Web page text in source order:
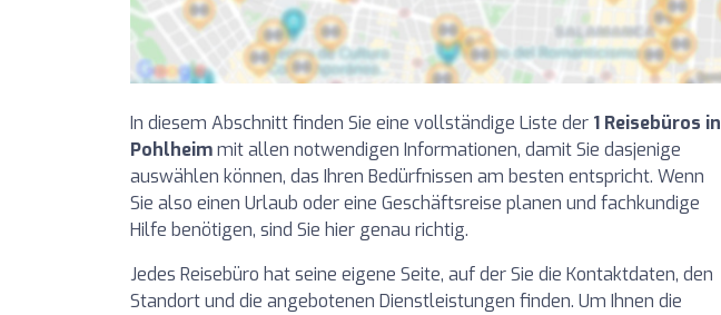
In diesem Abschnitt finden Sie eine vollständige Liste der 1 Reisebüros in
Pohlheimmit allen notwendigen Informationen, damit Sie dasjenige
auswählen können, das Ihren Bedürfnissen am besten entspricht. Wenn
Sie also einen Urlaub oder eine Geschäftsreise planen und fachkundige
Hilfe benötigen, sind Sie hier genau richtig.
Jedes Reisebüro hat seine eigene Seite, auf der Sie die Kontaktdaten, den
Standort und die angebotenen Dienstleistungen finden. Um Ihnen die